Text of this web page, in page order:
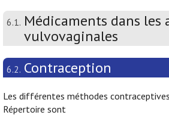
matières
6.1. Médicaments dans les
vulvovaginales
6.2. Contraception
Les différentes méthodes
Répertoire sont